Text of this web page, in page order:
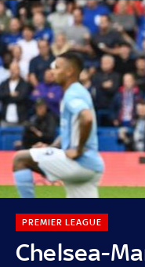
Chelsea-
PREMIER LEAGUE